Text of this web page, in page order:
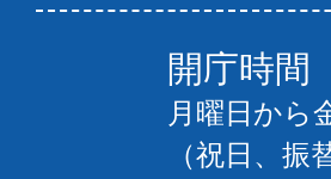
開庁時間
月曜日から
（祝日、振